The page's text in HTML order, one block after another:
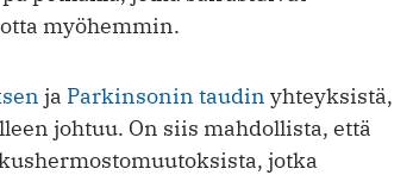
myöhemmin.
ja Parkinsonin taudin yhteyksistä,
johtuu. On siis mahdollista, että
jotka